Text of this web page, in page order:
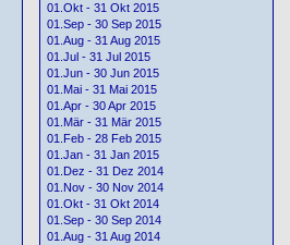
01.Okt - 31 Okt 2015
01.Sep - 30 Sep 2015
01.Aug - 31 Aug 2015
01.Jul - 31 Jul 2015
01.Jun - 30 Jun 2015
01.Mai - 31 Mai 2015
01.Apr - 30 Apr 2015
01.Mär - 31 Mär 2015
01.Feb - 28 Feb 2015
01.Jan - 31 Jan 2015
01.Dez - 31 Dez 2014
01.Nov - 30 Nov 2014
01.Okt - 31 Okt 2014
01.Sep - 30 Sep 2014
01.Aug - 31 Aug 2014